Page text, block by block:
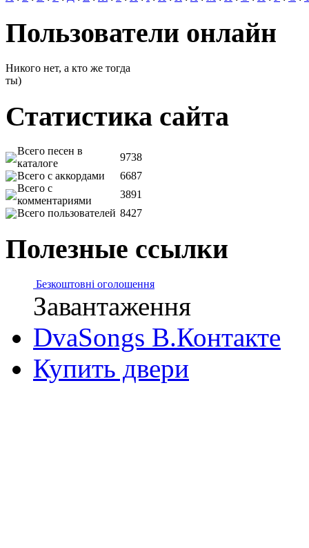
Пользователи онлайн
Никого нет, а кто же тогда
ты)
Статистика сайта
Всего песен в
каталоге
9738
Всего с аккордами
6687
Всего с
комментариями
3891
Всего пользователей 8427
Полезные ссылки
Безкоштовні оголошення
Завантаження
DvaSongs В.Контакте
Купить двери